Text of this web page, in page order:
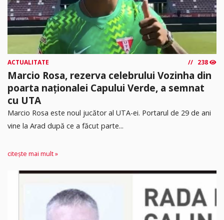
ACTUALITATE 238
Marcio Rosa, rezerva celebrului Vozinha din
poarta naționalei Capului Verde, a semnat
cu UTA
Marcio Rosa este noul jucător al UTA-ei. Portarul de 29 de ani
vine la Arad după ce a făcut parte...
citește mai mult »